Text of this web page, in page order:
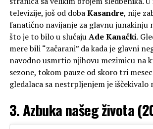
televizije, još od dobaKasandre, nije
fanatično navijanje za glavnu junakinju
što je to bilo u slučajuAde Kanački.
mere bili “začarani” da kada je glavni
navodno usmrtio njihovu mezimicu na
sezone, tokom pauze od skoro tri
gledalaca sa nestrpljenjem je iščekivalo
3. Azbuka našeg života